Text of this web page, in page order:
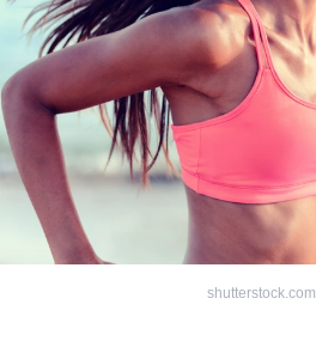
shutterstock.com